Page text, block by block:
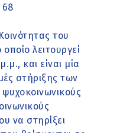
68
του
λειτουργεί
και είναι μία
στήριξης των
να στηρίξει